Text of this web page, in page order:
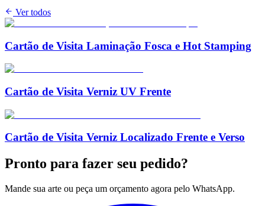
Ver todos
Cartão de Visita Laminação Fosca e Hot Stamping
Cartão de Visita Verniz UV Frente
Cartão de Visita Verniz Localizado Frente e Verso
Pronto para fazer seu pedido?
Mande sua arte ou peça um orçamento agora pelo WhatsApp.